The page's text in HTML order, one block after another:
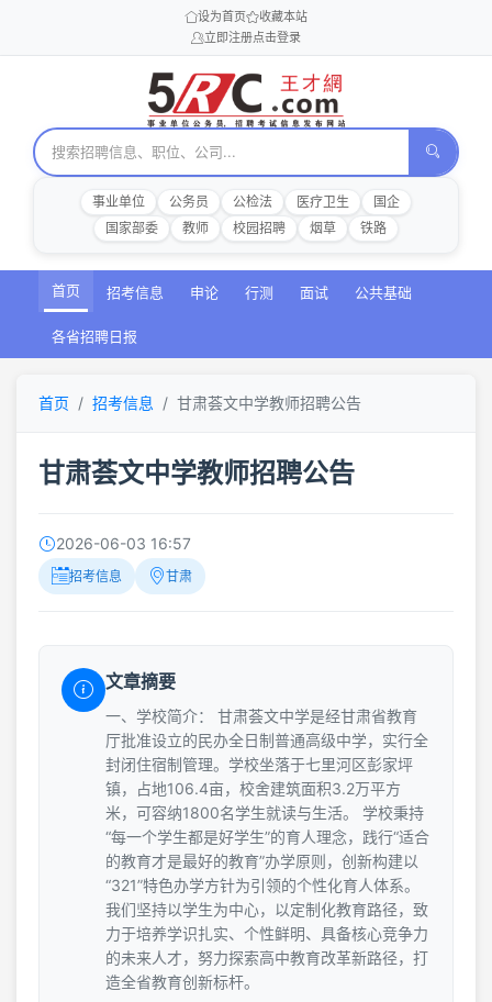
设为首页
收藏本站
立即注册点击登录
事业单位 公务员 公检法 医疗卫生
国企
国家部委
教师 校园招聘 烟草 铁路
首页 招考信息 申论 行测 面试 公共基础
各省招聘日报
首页 招考信息 甘肃荟文中学教师招聘公告
甘肃荟文中学教师招聘公告
2026-06-03 16:57
招考信息 甘肃
文章摘要
一、学校简介： 甘肃荟文中学是经甘肃省教育
厅批准设立的民办全日制普通高级中学，实行全
封闭住宿制管理。学校坐落于七里河区彭家坪
镇，占地106.4亩，校舍建筑面积3.2万平方
米，可容纳1800名学生就读与生活。 学校秉持
“每一个学生都是好学生”的育人理念，践行“适合
的教育才是最好的教育”办学原则，创新构建以
“321”特色办学方针为引领的个性化育人体系。
我们坚持以学生为中心，以定制化教育路径，致
力于培养学识扎实、个性鲜明、具备核心竞争力
的未来人才，努力探索高中教育改革新路径，打
造全省教育创新标杆。